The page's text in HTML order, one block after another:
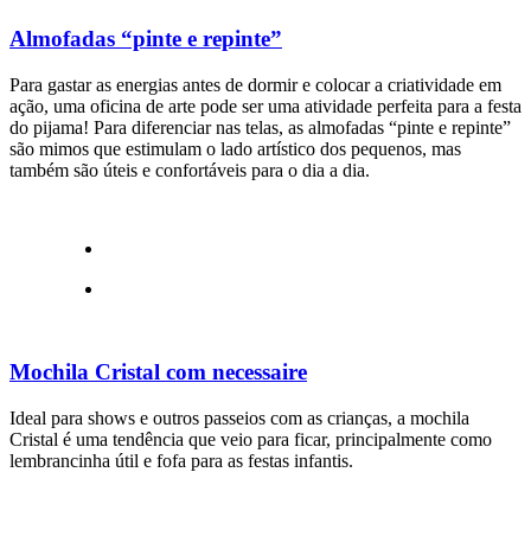
Almofadas “pinte e repinte”
Para gastar as energias antes de dormir e colocar a criatividade em
ação, uma oficina de arte pode ser uma atividade perfeita para a festa
do pijama! Para diferenciar nas telas, as almofadas “pinte e repinte”
são mimos que estimulam o lado artístico dos pequenos, mas
também são úteis e confortáveis para o dia a dia.
Mochila Cristal com necessaire
Ideal para shows e outros passeios com as crianças, a mochila
Cristal é uma tendência que veio para ficar, principalmente como
lembrancinha útil e fofa para as festas infantis.